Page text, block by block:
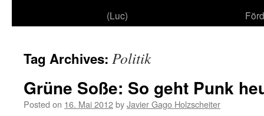
(Luc)
Tag Archives: Politik
Grüne Soße: So geht Punk
Posted on 16. Mai 2012byJavier Gago Holzscheiter